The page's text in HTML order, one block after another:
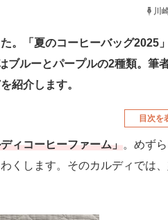
電子設計の基本と応用
川
。「夏のコーヒーバッグ2025
ブルーとパープルの2種類。筆
紹介します。
目次を
ィコーヒーファーム」。めず
くします。そのカルディでは